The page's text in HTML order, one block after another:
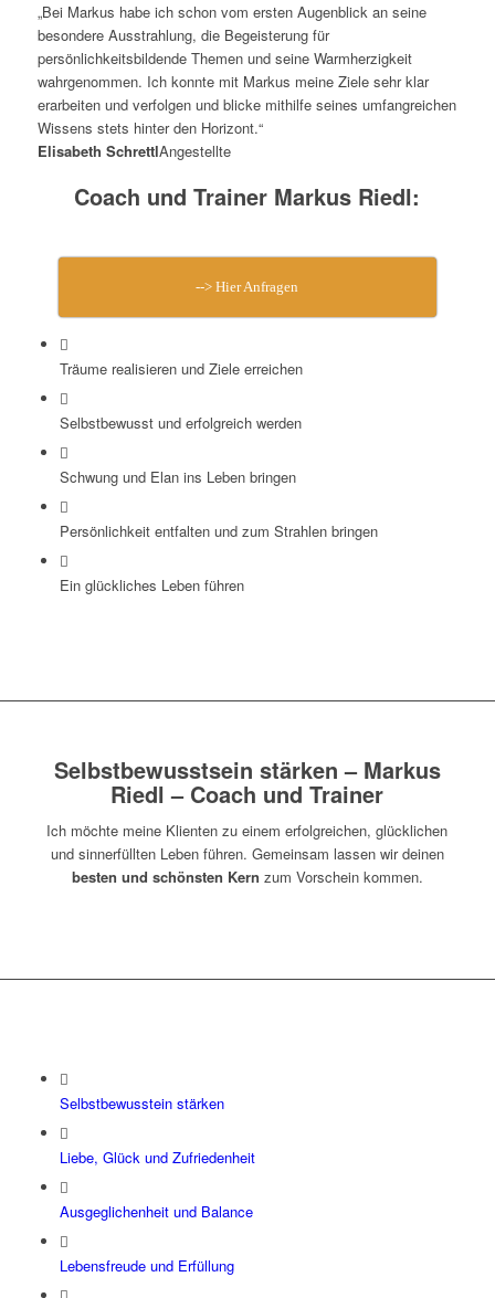
„Bei Markus habe ich schon vom ersten Augenblick an seine
besondere Ausstrahlung, die Begeisterung für
persönlichkeitsbildende Themen und seine Warmherzigkeit
wahrgenommen. Ich konnte mit Markus meine Ziele sehr klar
erarbeiten und verfolgen und blicke mithilfe seines umfangreichen
Wissens stets hinter den Horizont.“
Elisabeth SchrettlAngestellte
Coach und Trainer Markus Riedl:
--> Hier Anfragen
Träume realisieren und Ziele erreichen
Selbstbewusst und erfolgreich werden
Schwung und Elan ins Leben bringen
Persönlichkeit entfalten und zum Strahlen bringen
Ein glückliches Leben führen
Selbstbewusstsein stärken – Markus
Riedl – Coach und Trainer
Ich möchte meine Klienten zu einem erfolgreichen, glücklichen
und sinnerfüllten Leben führen. Gemeinsam lassen wir deinen
besten und schönsten Kern zum Vorschein kommen.
Selbstbewusstein stärken
Liebe, Glück und Zufriedenheit
Ausgeglichenheit und Balance
Lebensfreude und Erfüllung